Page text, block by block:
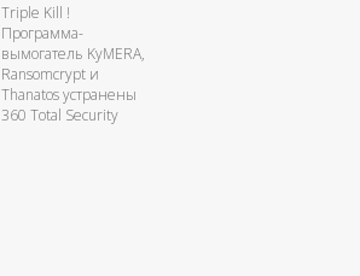
Triple Kill !
Программа-
вымогатель KyMERA,
Ransomcrypt и
Thanatos устранены
360 Total Security